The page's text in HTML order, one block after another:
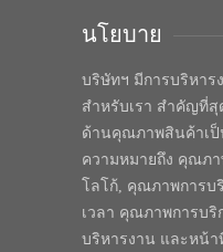
นโยบาย
บริษัทฯ มีการบริหา
สำหรับเรา สำคัญที่
ด้านคุณภาพสินค้าเ
ความหมายถึง คุณภ
โลโก้, คุณภาพการบ
เวลา คุณภาพการบ
บริหารงาน และหน้า